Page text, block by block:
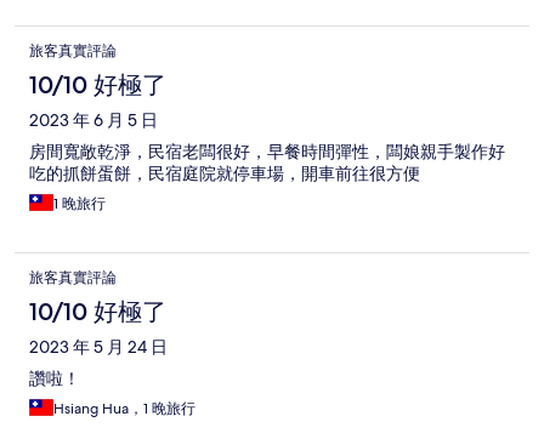
旅客真實評論
10/10 好極了
2023 年 6 月 5 日
房間寬敞乾淨，民宿老闆很好，早餐時間彈性，闆娘親手製作好
吃的抓餅蛋餅，民宿庭院就停車場，開車前往很方便
1 晚旅行
旅客真實評論
10/10 好極了
2023 年 5 月 24 日
讚啦！
Hsiang Hua，1 晚旅行